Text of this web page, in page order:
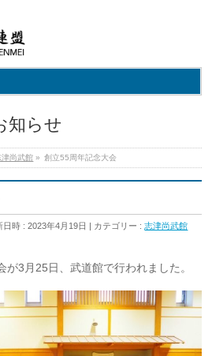
知らせ
津尚武館 » 創立55周年記念大会
日時 : 2023年4月19日 カテゴリー :志津尚武館
3月25日、武道館で行われました。